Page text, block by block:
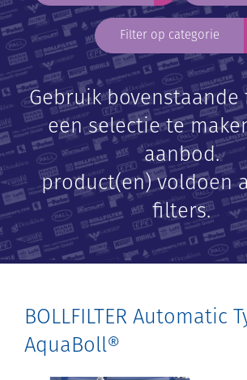
Filter op categorie
Gebruik
een selectie te
aanbod.
product(en) voldoen
filters.
BOLLFILTER Automatic
AquaBoll®